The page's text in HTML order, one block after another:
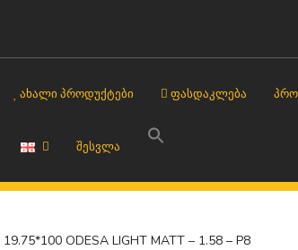
ᲐᲮᲐᲚᲘ ᲞᲠᲝᲓᲣᲥᲢᲔᲑᲘ ᲤᲐᲡᲓᲐᲙᲚᲔᲑᲐ
ᲨᲔᲡᲕᲚᲐ
ODESA LIGHT MATT – 1.58 – P8